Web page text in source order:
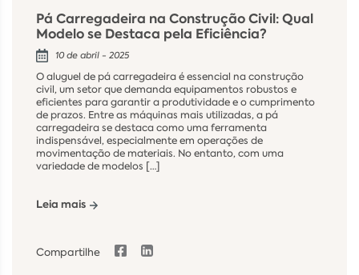
Pá Carregadeira na Construção Civil: Qual
Modelo se Destaca pela Eficiência?
10 de abril - 2025
O aluguel de pá carregadeira é essencial na construção
civil, um setor que demanda equipamentos robustos e
eficientes para garantir a produtividade e o cumprimento
de prazos. Entre as máquinas mais utilizadas, a pá
carregadeira se destaca como uma ferramenta
indispensável, especialmente em operações de
movimentação de materiais. No entanto, com uma
variedade de modelos […]
Leia mais
Compartilhe